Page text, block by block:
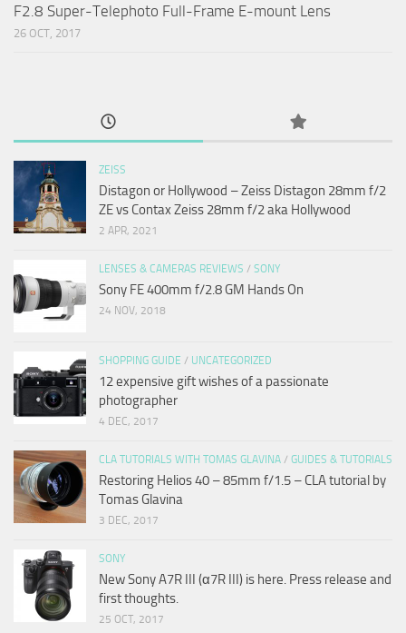
F2.8 Super-Telephoto Full-Frame E-mount Lens
26 OCT, 2017
ZEISS
Distagon or Hollywood – Zeiss Distagon 28mm f/2
ZE vs Contax Zeiss 28mm f/2 aka Hollywood
2 APR, 2021
LENSES & CAMERAS REVIEWS / SONY
Sony FE 400mm f/2.8 GM Hands On
24 NOV, 2018
SHOPPING GUIDE / UNCATEGORIZED
12 expensive gift wishes of a passionate
photographer
4 DEC, 2017
CLA TUTORIALS WITH TOMAS GLAVINA / GUIDES & TUTORIALS
Restoring Helios 40 – 85mm f/1.5 – CLA tutorial by
Tomas Glavina
3 DEC, 2017
SONY
New Sony A7R III (α7R III) is here. Press release and
first thoughts.
25 OCT, 2017